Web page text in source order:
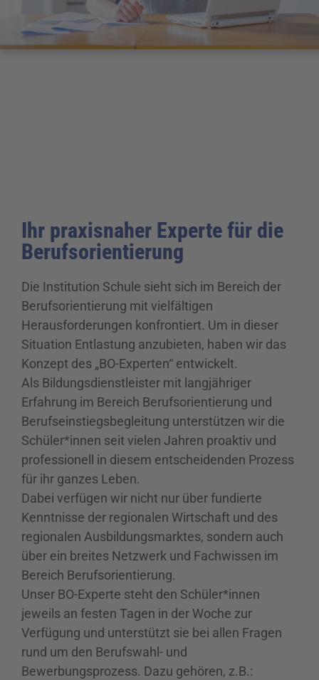
Ihr praxisnaher Experte für die
Berufsorientierung
Die Institution Schule sieht sich im Bereich der
Berufsorientierung mit vielfältigen
Herausforderungen konfrontiert. Um in dieser
Situation Entlastung anzubieten, haben wir das
Konzept des „BO-Experten“ entwickelt.
Als Bildungsdienstleister mit langjähriger
Erfahrung im Bereich Berufsorientierung und
Berufseinstiegsbegleitung unterstützen wir die
Schüler*innen seit vielen Jahren proaktiv und
professionell in diesem entscheidenden Prozess
für ihr ganzes Leben.
Dabei verfügen wir nicht nur über fundierte
Kenntnisse der regionalen Wirtschaft und des
regionalen Ausbildungsmarktes, sondern auch
über ein breites Netzwerk und Fachwissen im
Bereich Berufsorientierung.
Unser BO-Experte steht den Schüler*innen
jeweils an festen Tagen in der Woche zur
Verfügung und unterstützt sie bei allen Fragen
rund um den Berufswahl- und
Bewerbungsprozess. Dazu gehören, z.B.: